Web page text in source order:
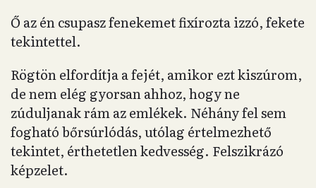
Ő az én csupasz fenekemet fixírozta izzó, fekete
tekintettel.
Rögtön elfordítja a fejét, amikor ezt kiszúrom,
de nem elég gyorsan ahhoz, hogy ne
zúduljanak rám az emlékek. Néhány fel sem
fogható bőrsúrlódás, utólag értelmezhető
tekintet, érthetetlen kedvesség. Felszikrázó
képzelet.